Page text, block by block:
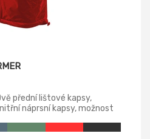
přední lištové kapsy,
náprsní kapsy, možnost